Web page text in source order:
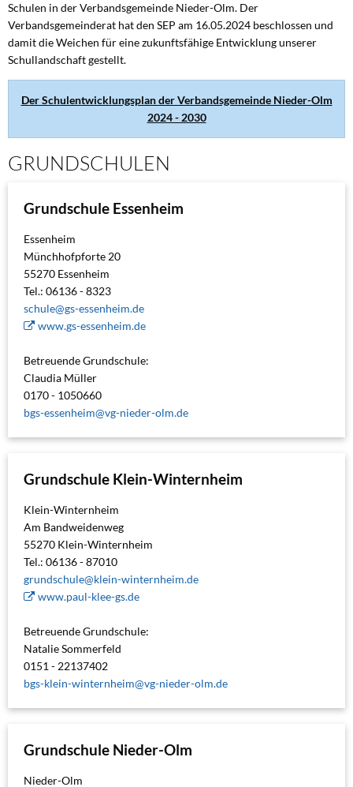
Schulen in der Verbandsgemeinde Nieder-Olm. Der
Verbandsgemeinderat hat den SEP am 16.05.2024 beschlossen und
damit die Weichen für eine zukunftsfähige Entwicklung unserer
Schullandschaft gestellt.
Der Schulentwicklungsplan der Verbandsgemeinde Nieder-Olm
2024 - 2030
GRUNDSCHULEN
Grundschule Essenheim
Essenheim
Münchhofpforte 20
55270 Essenheim
Tel.: 06136 - 8323
schule@gs-essenheim.de
www.gs-essenheim.de
Betreuende Grundschule:
Claudia Müller
0170 - 1050660
bgs-essenheim@vg-nieder-olm.de
Grundschule Klein-Winternheim
Klein-Winternheim
Am Bandweidenweg
55270 Klein-Winternheim
Tel.: 06136 - 87010
grundschule@klein-winternheim.de
www.paul-klee-gs.de
Betreuende Grundschule:
Natalie Sommerfeld
0151 - 22137402
bgs-klein-winternheim@vg-nieder-olm.de
Grundschule Nieder-Olm
Nieder-Olm